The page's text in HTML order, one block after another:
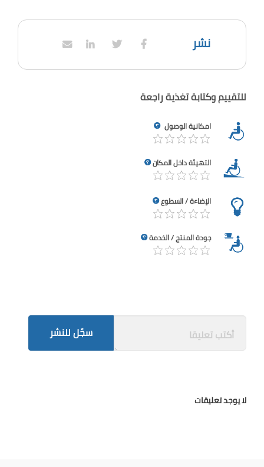
نشر
للتقييم وكتابة تغذية راجعة
امكانية الوصول
التهيئة داخل المكان
الإضاءة / السطوع
جودة المنتج / الخدمة
سجّل للنشر
لا يوجد تعليقات